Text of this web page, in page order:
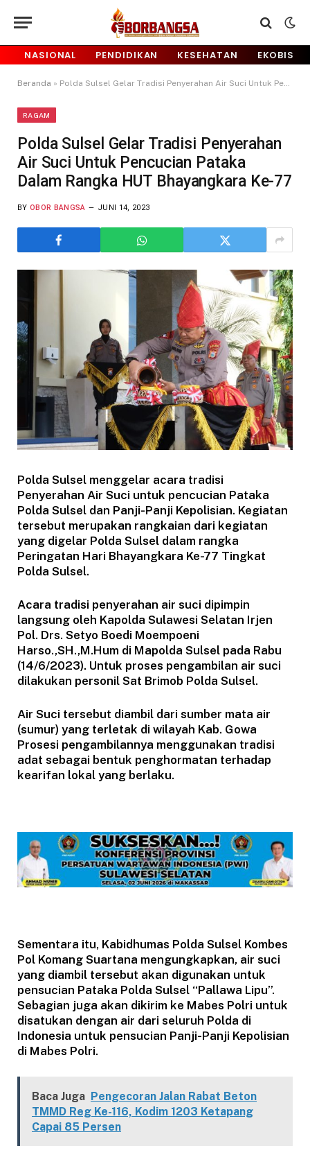
NASIONAL PENDIDIKAN KESEHATAN EKOBIS
Beranda » Polda Sulsel Gelar Tradisi Penyerahan Air Suci Untuk Pencucian Pataka Dalam Rangka HUT Bhayangkara Ke-77
RAGAM
Polda Sulsel Gelar Tradisi Penyerahan
Air Suci Untuk Pencucian Pataka
Dalam Rangka HUT Bhayangkara Ke-77
BY OBOR BANGSA JUNI 14, 2023
Polda Sulsel menggelar acara tradisi
Penyerahan Air Suci untuk pencucian Pataka
Polda Sulsel dan Panji-Panji Kepolisian. Kegiatan
tersebut merupakan rangkaian dari kegiatan
yang digelar Polda Sulsel dalam rangka
Peringatan Hari Bhayangkara Ke-77 Tingkat
Polda Sulsel.
Acara tradisi penyerahan air suci dipimpin
langsung oleh Kapolda Sulawesi Selatan Irjen
Pol. Drs. Setyo Boedi Moempoeni
Harso.,SH.,M.Hum di Mapolda Sulsel pada Rabu
(14/6/2023). Untuk proses pengambilan air suci
dilakukan personil Sat Brimob Polda Sulsel.
Air Suci tersebut diambil dari sumber mata air
(sumur) yang terletak di wilayah Kab. Gowa
Prosesi pengambilannya menggunakan tradisi
adat sebagai bentuk penghormatan terhadap
kearifan lokal yang berlaku.
Sementara itu, Kabidhumas Polda Sulsel Kombes
Pol Komang Suartana mengungkapkan, air suci
yang diambil tersebut akan digunakan untuk
pensucian Pataka Polda Sulsel “Pallawa Lipu”.
Sebagian juga akan dikirim ke Mabes Polri untuk
disatukan dengan air dari seluruh Polda di
Indonesia untuk pensucian Panji-Panji Kepolisian
di Mabes Polri.
Baca Juga Pengecoran Jalan Rabat Beton
TMMD Reg Ke-116, Kodim 1203 Ketapang
Capai 85 Persen